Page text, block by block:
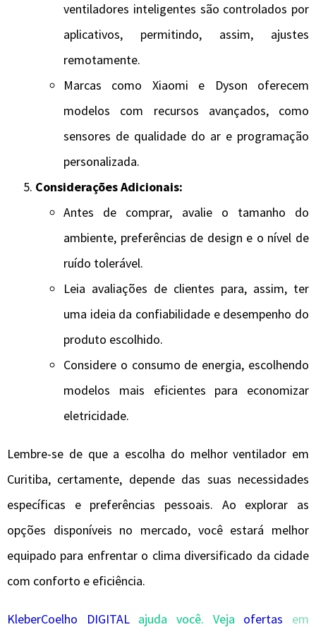
ventiladores inteligentes são controlados por
aplicativos, permitindo, assim, ajustes
remotamente.
Marcas como Xiaomi e Dyson oferecem
modelos com recursos avançados, como
sensores de qualidade do ar e programação
personalizada.
Considerações Adicionais:
Antes de comprar, avalie o tamanho do
ambiente, preferências de design e o nível de
ruído tolerável.
Leia avaliações de clientes para, assim, ter
uma ideia da confiabilidade e desempenho do
produto escolhido.
Considere o consumo de energia, escolhendo
modelos mais eficientes para economizar
eletricidade.
Lembre-se de que a escolha do melhor ventilador em
Curitiba, certamente, depende das suas necessidades
específicas e preferências pessoais. Ao explorar as
opções disponíveis no mercado, você estará melhor
equipado para enfrentar o clima diversificado da cidade
com conforto e eficiência.
KleberCoelho DIGITAL ajuda você. Veja ofertas
em